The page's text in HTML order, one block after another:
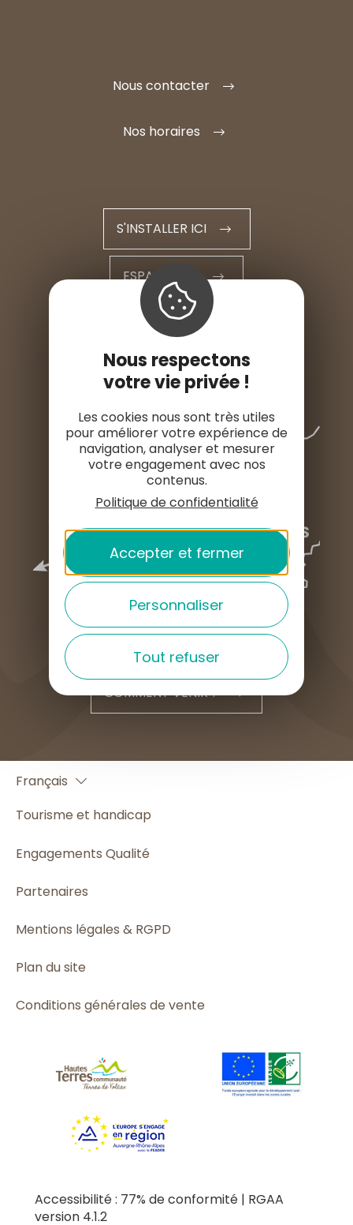
Nous contacter
Nos horaires
S'INSTALLER ICI
ESPACE PRO
ESPACE PRESSE
COMMENT VENIR ?
Français
Español
Tourisme et handicap
Engagements Qualité
Partenaires
Mentions légales & RGPD
Plan du site
Conditions générales de vente
Accessibilité : 77% de conformité | RGAA
version 4.1.2
Nous respectons
votre vie privée !
Les cookies nous sont très utiles
pour améliorer votre expérience de
navigation, analyser et mesurer
votre engagement avec nos
contenus.
Politique de confidentialité
Accepter et fermer
Personnaliser
Tout refuser